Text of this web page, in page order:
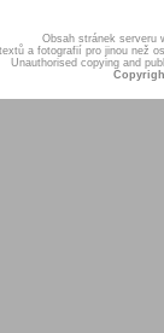
Obsah stránek serveru
a fotografií pro jinou než
Unauthorised copying and